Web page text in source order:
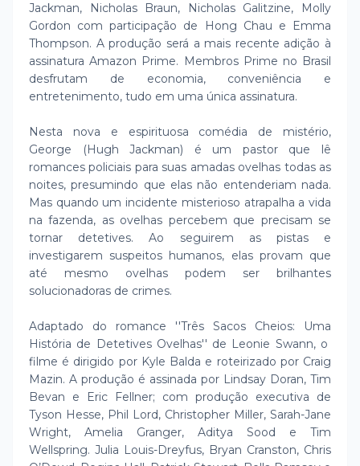
Jackman, Nicholas Braun, Nicholas Galitzine, Molly
Gordon com participação de Hong Chau e Emma
Thompson. A produção será a mais recente adição à
assinatura Amazon Prime. Membros Prime no Brasil
desfrutam de economia, conveniência e
entretenimento, tudo em uma única assinatura.
Nesta nova e espirituosa comédia de mistério,
George (Hugh Jackman) é um pastor que lê
romances policiais para suas amadas ovelhas todas as
noites, presumindo que elas não entenderiam nada.
Mas quando um incidente misterioso atrapalha a vida
na fazenda, as ovelhas percebem que precisam se
tornar detetives. Ao seguirem as pistas e
investigarem suspeitos humanos, elas provam que
até mesmo ovelhas podem ser brilhantes
solucionadoras de crimes.
Adaptado do romance ''Três Sacos Cheios: Uma
História de Detetives Ovelhas'' de Leonie Swann, o
filme é dirigido por Kyle Balda e roteirizado por Craig
Mazin. A produção é assinada por Lindsay Doran, Tim
Bevan e Eric Fellner; com produção executiva de
Tyson Hesse, Phil Lord, Christopher Miller, Sarah-Jane
Wright, Amelia Granger, Aditya Sood e Tim
Wellspring. Julia Louis-Dreyfus, Bryan Cranston, Chris